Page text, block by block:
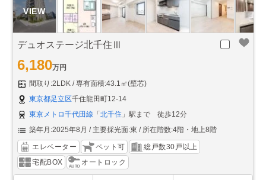
デュオステージ北千住Ⅲ
6,180万円
間取り:2LDK
専有面積:43.1㎡(壁芯)
東京都足立区千住龍田町12-14
東京メトロ千代田線 「 北千住 」駅まで 徒歩12分
築年月:2025年8月
主要採光面:東 所在階数:4階・地上8階
エレベーター ペット可
総戸数30戸以上
宅配BOX
オートロック